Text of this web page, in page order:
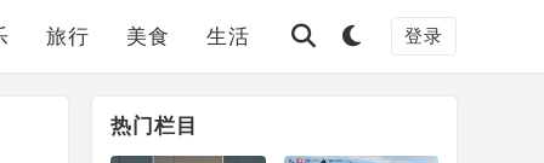
旅行 美食 生活 登录
热门栏目